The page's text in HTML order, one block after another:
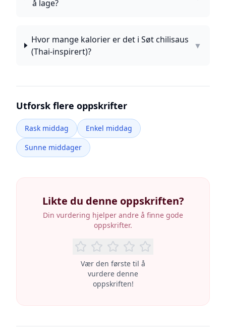
å lage?
Hvor mange kalorier er det i Søt chilisaus
(Thai-inspirert)?
▼
Utforsk flere oppskrifter
Rask middag
Enkel middag
Sunne middager
Likte du denne oppskriften?
Din vurdering hjelper andre å finne gode
oppskrifter.
Vær den første til å
vurdere denne
oppskriften!